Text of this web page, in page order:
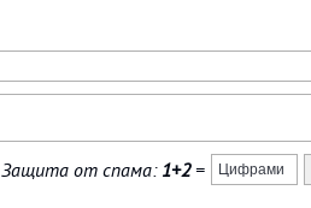
Защита от спама: 1+2=